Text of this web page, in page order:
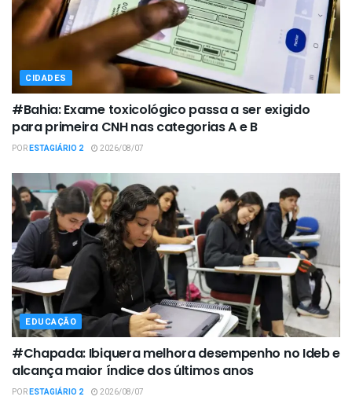
CIDADES
#Bahia: Exame toxicológico passa a ser exigido
para primeira CNH nas categorias A e B
PORESTAGIÁRIO 2 2026/08/07
EDUCAÇÃO
#Chapada: Ibiquera melhora desempenho no Ideb e
alcança maior índice dos últimos anos
PORESTAGIÁRIO 2 2026/08/07